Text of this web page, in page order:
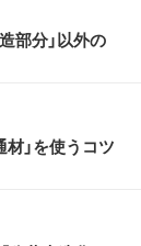
部分」以外の
」を使うコツ